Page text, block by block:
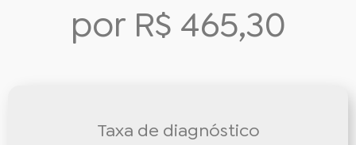
por R$ 465,30
Taxa de diagnóstico